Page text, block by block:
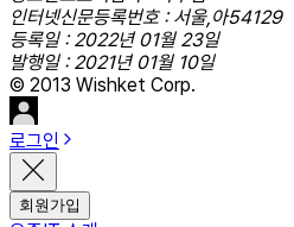
인터넷신문등록번호 : 서울,아54129
등록일 : 2022년 01월 23일
발행일 : 2021년 01월 10일
© 2013 Wishket Corp.
로그인
회원가입